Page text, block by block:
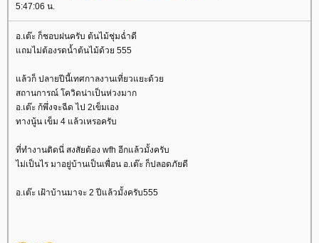
5:47:06 น.
อ.เต๊ะ ก็ชอบฝนครับ ต้นไม้ชุ่มฉ่ำดี
ถมไม่ต้องรดน้ำต้นไม้ด้วย 555
ล้วก็ ปลายปีนี้เทศกาลงานเที่ยวแยะด้ว
สถานการณ์ โควิดน่าเป็นห่วงมาก
อ.เต๊ะ ก้พึ่งจะฉีด ไป 2เข็มเอง
ทางนู้น เข็ม 4 แล้วเหรอครับ
ที่ทำงานติดนี่ สงสัยต้อง wfh อีกแล้วมั้งครับ
ไม่เป็นไร มาอยู่บ้านเป็นเพื่อน อ.เต๊ะ ก็ปลอดภัยดี
อ.เต๊ะ เฝ้าบ้านมาจะ 2 ปีแล้วมั้งครับ555